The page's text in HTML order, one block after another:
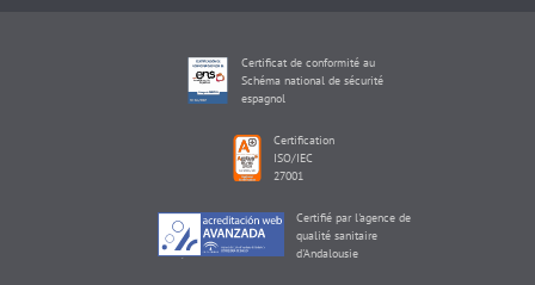
Certificat de conformité au
Schéma national de sécurité
espagnol
Certification
ISO/IEC
27001
Certifié par l'agence de
qualité sanitaire
d'Andalousie